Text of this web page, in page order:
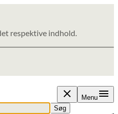
respektive indhold.
Menu
eller artikler
Søg